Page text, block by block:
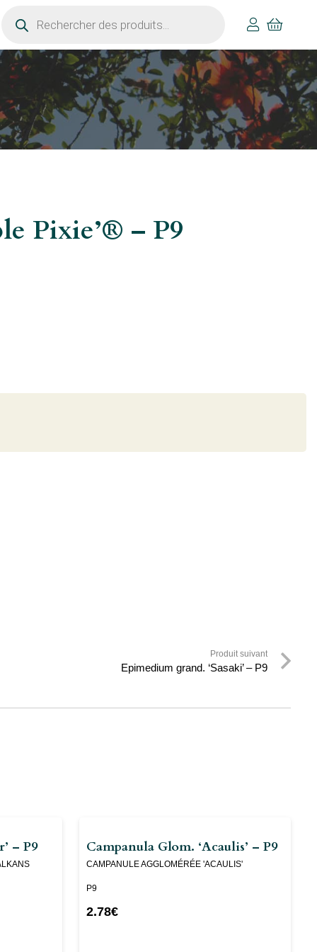
produits
Pixie’® – P9
Produit suivant
Epimedium grand. ‘Sasaki’ – P9
– P9 Campanula Glom. ‘Acaulis’ – P9
CAMPANULE AGGLOMÉRÉE 'ACAULIS'
P9
2.78€